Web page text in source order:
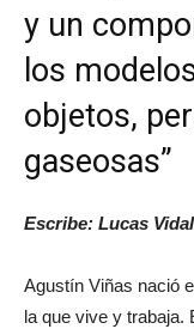
y un
los
objetos,
gaseosas”
Escribe: Lucas Vidal
Agustín Viñas nació
la que vive y trabaja.